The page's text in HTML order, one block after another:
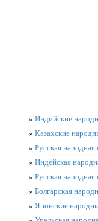
» Индийские
» Казахские
» Русская народная
» Индейская
» Русская
» Болгарская
» Японские